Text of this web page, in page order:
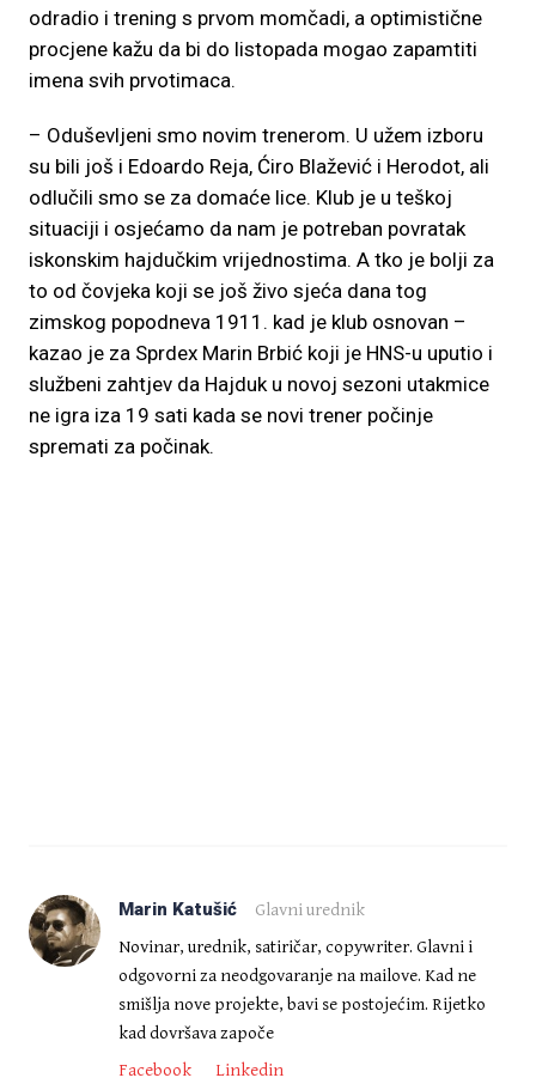
odradio i trening s prvom momčadi, a optimistične
procjene kažu da bi do listopada mogao zapamtiti
imena svih prvotimaca.
– Oduševljeni smo novim trenerom. U užem izboru
su bili još i Edoardo Reja, Ćiro Blažević i Herodot, ali
odlučili smo se za domaće lice. Klub je u teškoj
situaciji i osjećamo da nam je potreban povratak
iskonskim hajdučkim vrijednostima. A tko je bolji za
to od čovjeka koji se još živo sjeća dana tog
zimskog popodneva 1911. kad je klub osnovan –
kazao je za Sprdex Marin Brbić koji je HNS-u uputio i
službeni zahtjev da Hajduk u novoj sezoni utakmice
ne igra iza 19 sati kada se novi trener počinje
spremati za počinak.
Marin Katušić
Glavni urednik
Novinar, urednik, satiričar, copywriter. Glavni i
odgovorni za neodgovaranje na mailove. Kad ne
smišlja nove projekte, bavi se postojećim. Rijetko
kad dovršava započe
Facebook
Linkedin